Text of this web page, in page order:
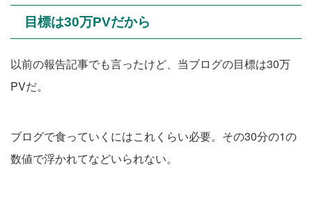
目標は30万PVだから
以前の報告記事でも言ったけど、当ブログの目標は30万
PVだ。
ブログで食っていくにはこれくらい必要。その30分の1の
数値で浮かれてなどいられない。